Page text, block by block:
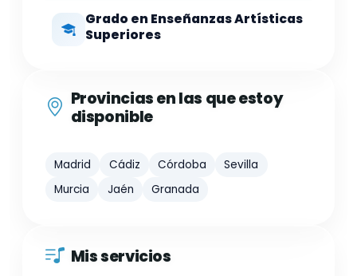
Grado en Enseñanzas Artísticas
Superiores
Provincias en las que estoy
disponible
Madrid Cádiz Córdoba
Sevilla
Murcia
Jaén Granada
Mis servicios